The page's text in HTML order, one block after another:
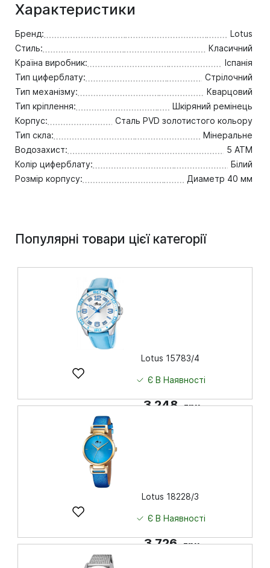
Характеристики
Бренд:
Lotus
Стиль:
Класичний
Країна виробник:
Іспанія
Тип циферблату:
Стрілочний
Тип механізму:
Кварцовий
Тип кріплення:
Шкіряний ремінець
Корпус:
Сталь PVD золотистого кольору
Тип скла:
Мінеральне
Водозахист:
5 ATM
Колір циферблату:
Білий
Розмір корпусу:
Диаметр 40 мм
Популярні товари цієї категорії
Lotus 15783/4
Є В Наявності
3 248 грн
Lotus 18228/3
Є В Наявності
3 726 грн